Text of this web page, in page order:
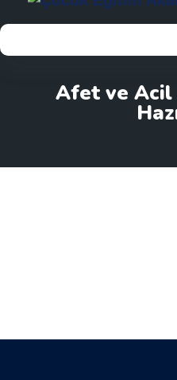
Afet ve Acil